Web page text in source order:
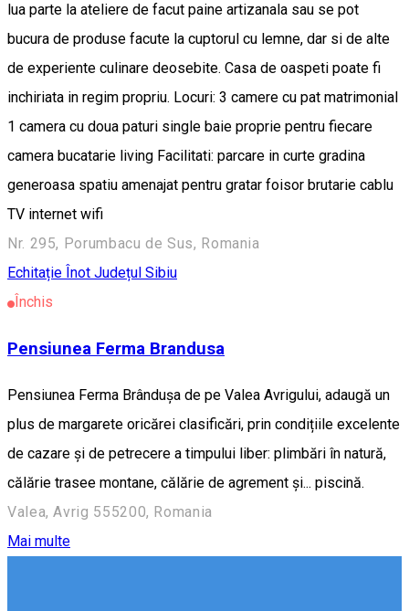
lua parte la ateliere de facut paine artizanala sau se pot
bucura de produse facute la cuptorul cu lemne, dar si de alte
de experiente culinare deosebite. Casa de oaspeti poate fi
inchiriata in regim propriu. Locuri: 3 camere cu pat matrimonial
1 camera cu doua paturi single baie proprie pentru fiecare
camera bucatarie living Facilitati: parcare in curte gradina
generoasa spatiu amenajat pentru gratar foisor brutarie cablu
TV internet wifi
Nr. 295, Porumbacu de Sus, Romania
Echitație Înot Județul Sibiu
Închis
Pensiunea Ferma Brandusa
Pensiunea Ferma Brândușa de pe Valea Avrigului, adaugă un
plus de margarete oricărei clasificări, prin condițiile excelente
de cazare și de petrecere a timpului liber: plimbări în natură,
călărie trasee montane, călărie de agrement și... piscină.
Valea, Avrig 555200, Romania
Mai multe